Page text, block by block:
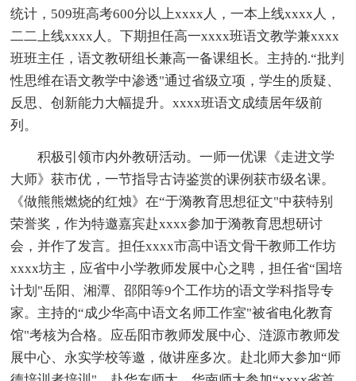
统计，509班高考600分以上xxxx人，一本上线xxxx人，
二二上线xxxx人。下期担任高一xxxx班语文教学兼xxxx
班班主任，语文教研组长兼高一备课组长。主持的.“批判
性思维在语文教学中渗透"通过省级立项，学生的质疑、
反思、创新能力大幅提升。xxxx班语文成绩居年级前
列。
积极引领市内外教研活动。一师一优课《走进文学
大师》获市优，一节指导古诗鉴赏的课例获市级名课。
《做熊熊燃烧的红烛》在“于漪教育思想征文"中获特别
荣誉奖，作为特邀嘉宾赴xxxx参加于漪教育思想研讨
会，并作了发言。担任xxxx市高中语文骨干教师工作坊
xxxx坊主，应省中小学教师发展中心之聘，担任省“国培
计划"岳阳、湘潭、邵阳等9个工作坊的语文学科指导专
家。主持的“成少华高中语文名师工作室"被省电化教育
馆"考核为合格。应岳阳市教师发展中心、涟源市教师发
展中心、永实学校等邀，做讲座多次。赴北师大参加“师